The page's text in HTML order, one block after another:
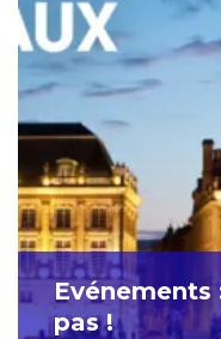
Evénements
pas !